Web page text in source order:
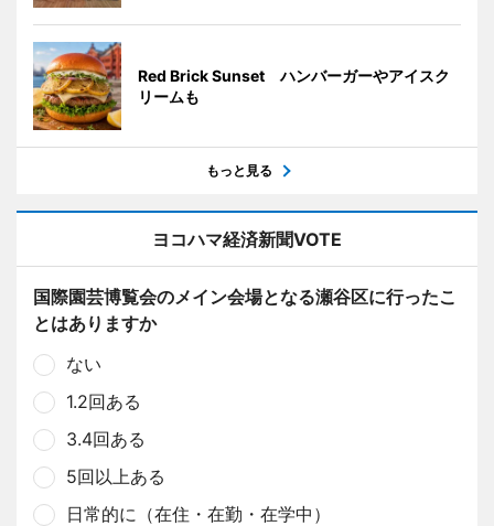
Red Brick Sunset ハンバーガーやアイスク
リームも
もっと見る
ヨコハマ経済新聞VOTE
国際園芸博覧会のメイン会場となる瀬谷区に行ったこ
とはありますか
ない
1.2回ある
3.4回ある
5回以上ある
日常的に（在住・在勤・在学中）